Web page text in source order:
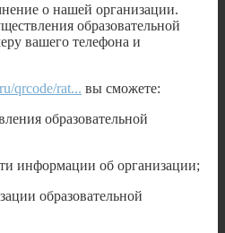
о нашей организации.
образовательной
вашего телефона и
qrcode/rat... вы сможете:
образовательной
информации об организации;
образовательной